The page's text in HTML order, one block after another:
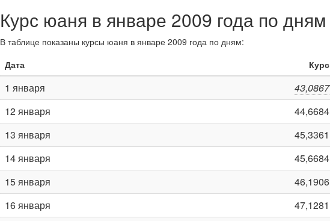
Курс юаня в январе 2009 года по дням
В таблице показаны курсы юаня в январе 2009 года по дням:
Дата
Курс
1 января 43,0867
12 января
44,6684
13 января
45,3361
14 января
45,6684
15 января
46,1906
16 января
47,1281